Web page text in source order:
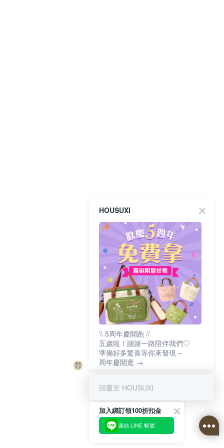
HOUSUXI
\\ 5周年慶開跑 //
五歲啦！謝謝一路陪伴我們♡
準備好多驚喜等你來發現～
周年慶開逛 →
回覆至 HOUSUXI
加入綁訂領100折扣金
連結 LINE 帳號